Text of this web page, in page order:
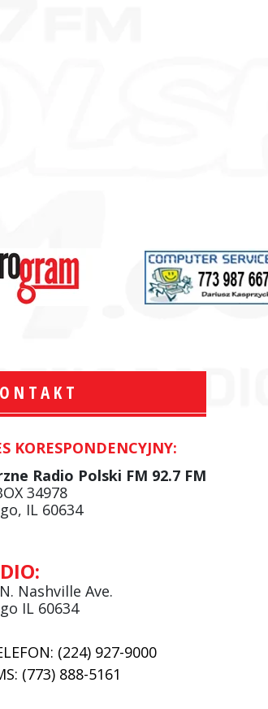
KORESPONDENCYJNY:
Radio Polski FM 92.7 FM
34978
IL 60634
Nashville Ave.
IL 60634
(224) 927-9000
(773) 888-5161
Krzysztof Wawer:
Komentator
facebook